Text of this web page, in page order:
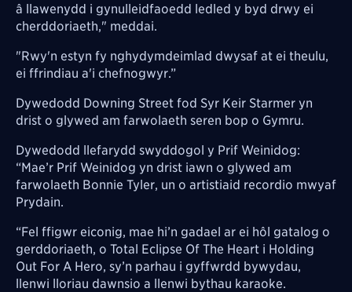
â llawenydd i gynulleidfaoedd ledled y byd drwy ei
cherddoriaeth," meddai.
"Rwy'n estyn fy nghydymdeimlad dwysaf at ei theulu,
ei ffrindiau a'i chefnogwyr.”
Dywedodd Downing Street fod Syr Keir Starmer yn
drist o glywed am farwolaeth seren bop o Gymru.
Dywedodd llefarydd swyddogol y Prif Weinidog:
“Mae’r Prif Weinidog yn drist iawn o glywed am
farwolaeth Bonnie Tyler, un o artistiaid recordio mwyaf
Prydain.
“Fel ffigwr eiconig, mae hi’n gadael ar ei hôl gatalog o
gerddoriaeth, o Total Eclipse Of The Heart i Holding
Out For A Hero, sy’n parhau i gyffwrdd bywydau,
llenwi lloriau dawnsio a llenwi bythau karaoke.